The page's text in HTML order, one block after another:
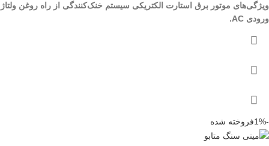
ویژگی‌های موتور برق استارت الکتریکی سیستم خنک‌کنندگی از راه روغن ولتاژ
ورودی AC.
-1% فروخته شده